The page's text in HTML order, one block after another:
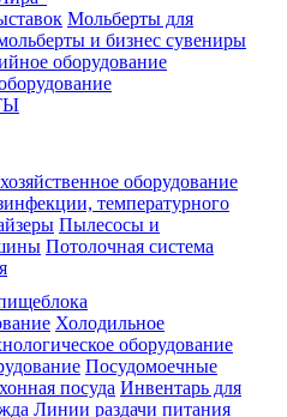
Мольберты для
и бизнес сувениры
оборудование
оборудование
температурного
Пылесосы и
Потолочная система
Холодильное
оборудование
Посудомоечные
посуда Инвентарь для
Линии раздачи питания